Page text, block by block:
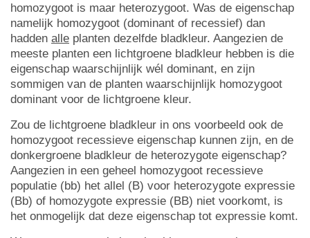
homozygoot is maar heterozygoot. Was de eigenschap
namelijk homozygoot (dominant of recessief) dan
hadden alle planten dezelfde bladkleur. Aangezien de
meeste planten een lichtgroene bladkleur hebben is die
eigenschap waarschijnlijk wél dominant, en zijn
sommigen van de planten waarschijnlijk homozygoot
dominant voor de lichtgroene kleur.
Zou de lichtgroene bladkleur in ons voorbeeld ook de
homozygoot recessieve eigenschap kunnen zijn, en de
donkergroene bladkleur de heterozygote eigenschap?
Aangezien in een geheel homozygoot recessieve
populatie (bb) het allel (B) voor heterozygote expressie
(Bb) of homozygote expressie (BB) niet voorkomt, is
het onmogelijk dat deze eigenschap tot expressie komt.